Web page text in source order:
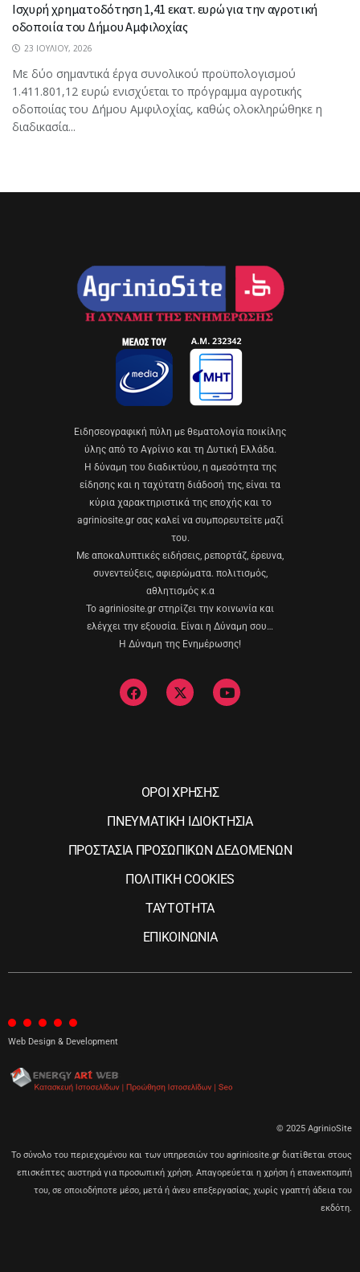
Ισχυρή χρηματοδότηση 1,41 εκατ. ευρώ για την αγροτική
οδοποιία του Δήμου Αμφιλοχίας
23 ΙΟΥΛΊΟΥ, 2026
Με δύο σημαντικά έργα συνολικού προϋπολογισμού
1.411.801,12 ευρώ ενισχύεται το πρόγραμμα αγροτικής
οδοποιίας του Δήμου Αμφιλοχίας, καθώς ολοκληρώθηκε η
διαδικασία...
Eιδησεογραφική πύλη με θεματολογία ποικίλης
ύλης από το Αγρίνιο και τη Δυτική Ελλάδα.
Η δύναμη του διαδικτύου, η αμεσότητα της
είδησης και η ταχύτατη διάδοσή της, είναι τα
κύρια χαρακτηριστικά της εποχής και το
agriniosite.gr σας καλεί να συμπορευτείτε μαζί
του.
Με αποκαλυπτικές ειδήσεις, ρεπορτάζ, έρευνα,
συνεντεύξεις, αφιερώματα. πολιτισμός,
αθλητισμός κ.α
Το agriniosite.gr στηρίζει την κοινωνία και
ελέγχει την εξουσία. Είναι η Δύναμη σου…
Η Δύναμη της Ενημέρωσης!
ΟΡΟΙ ΧΡΗΣΗΣ
ΠΝΕΥΜΑΤΙΚΗ ΙΔΙΟΚΤΗΣΙΑ
ΠΡΟΣΤΑΣΙΑ ΠΡΟΣΩΠΙΚΩΝ ΔΕΔΟΜΕΝΩΝ
ΠΟΛΙΤΙΚΗ COOKIES
ΤΑΥΤΟΤΗΤΑ
ΕΠΙΚΟΙΝΩΝΙΑ
Web Design & Development
© 2025 AgrinioSite
Το σύνολο του περιεχομένου και των υπηρεσιών του agriniosite.gr διατίθεται στους
επισκέπτες αυστηρά για προσωπική χρήση. Απαγορεύεται η χρήση ή επανεκπομπή
του, σε οποιοδήποτε μέσο, μετά ή άνευ επεξεργασίας, χωρίς γραπτή άδεια του
εκδότη.